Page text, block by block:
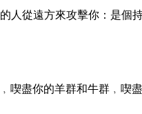
人從遠方來攻擊你：是個
喫盡你的羊群和牛群﹐喫